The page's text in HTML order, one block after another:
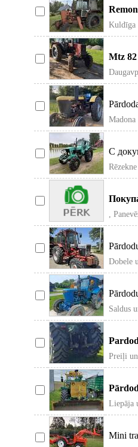
Kuldīga
Mtz
Madona
С
С
,
Dobele
Saldus
darba
Preiļi
Liepāja
Mini